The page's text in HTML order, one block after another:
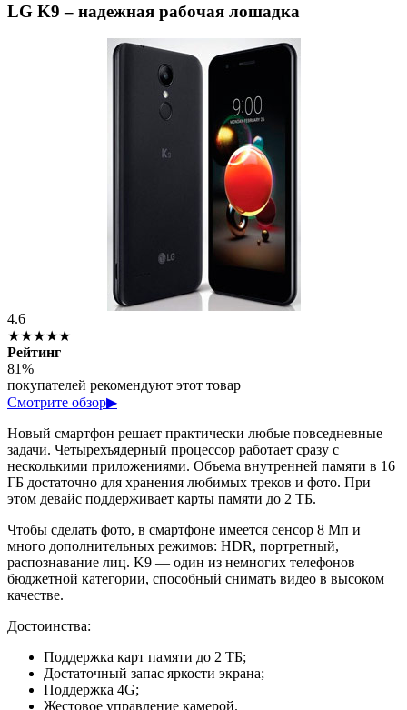
LG K9 – надежная рабочая лошадка
4.6
★★★★★
Рейтинг
81%
покупателей рекомендуют этот товар
Смотрите обзор▶
Новый смартфон решает практически любые повседневные
задачи. Четырехъядерный процессор работает сразу с
несколькими приложениями. Объема внутренней памяти в 16
ГБ достаточно для хранения любимых треков и фото. При
этом девайс поддерживает карты памяти до 2 ТБ.
Чтобы сделать фото, в смартфоне имеется сенсор 8 Мп и
много дополнительных режимов: HDR, портретный,
распознавание лиц. K9 — один из немногих телефонов
бюджетной категории, способный снимать видео в высоком
качестве.
Достоинства:
Поддержка карт памяти до 2 ТБ;
Достаточный запас яркости экрана;
Поддержка 4G;
Жестовое управление камерой.